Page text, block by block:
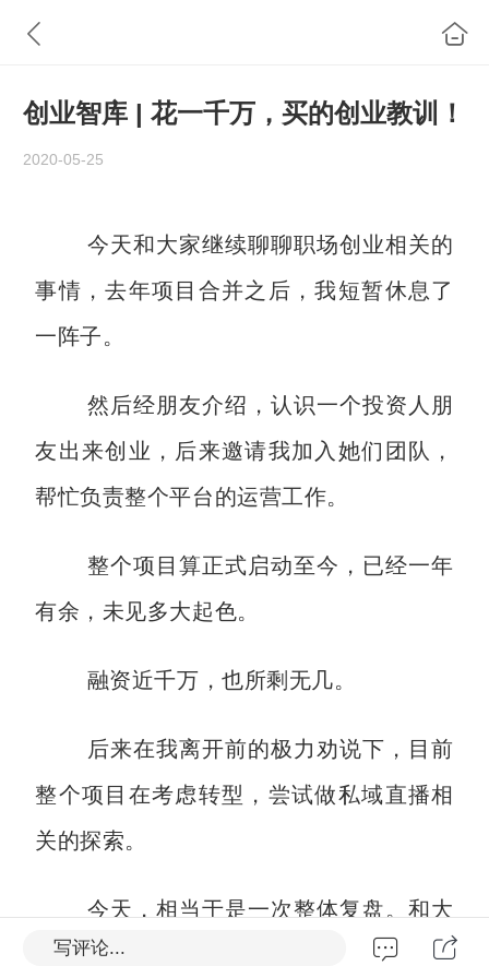
创业智库 | 花一千万，买的创业教训！
2020-05-25
今天和大家继续聊聊职场创业相关的
事情，去年项目合并之后，我短暂休息了
一阵子。
然后经朋友介绍，认识一个投资人朋
友出来创业，后来邀请我加入她们团队，
帮忙负责整个平台的运营工作。
整个项目算正式启动至今，已经一年
有余，未见多大起色。
融资近千万，也所剩无几。
后来在我离开前的极力劝说下，目前
整个项目在考虑转型，尝试做私域直播相
关的探索。
今天，相当于是一次整体复盘。和大
家聊聊，我作为旁观者和参与者，看到了
写评论...